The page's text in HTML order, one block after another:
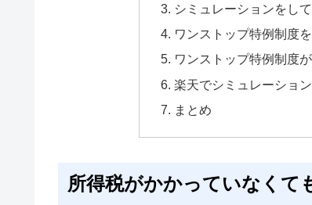
シミュレーションをし
ワンストップ特例制度
ワンストップ特例制度
楽天でシミュレーショ
まとめ
所得税がかかっていなくて